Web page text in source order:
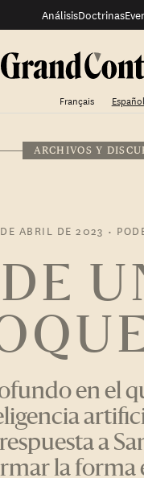
AnálisisDoctrinas
Français Español
ARCHIVOS Y
ABRIL DE 2023 •
en el
a
la forma